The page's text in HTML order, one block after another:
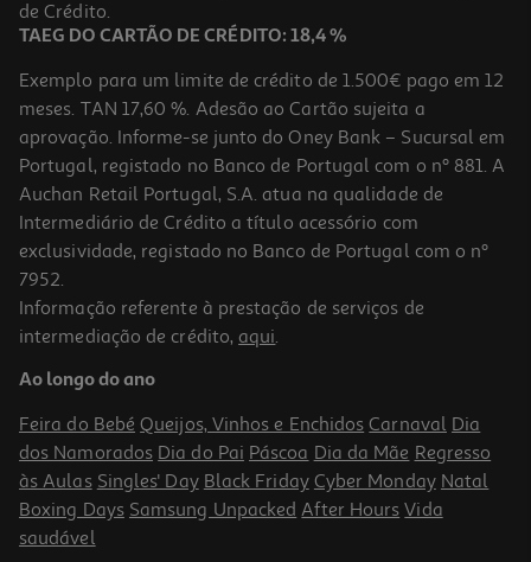
de Crédito.
TAEG DO CARTÃO DE CRÉDITO: 18,4 %
Exemplo para um limite de crédito de 1.500€ pago em 12
meses. TAN 17,60 %. Adesão ao Cartão sujeita a
aprovação. Informe-se junto do Oney Bank – Sucursal em
Portugal, registado no Banco de Portugal com o nº 881. A
Auchan Retail Portugal, S.A. atua na qualidade de
Intermediário de Crédito a título acessório com
exclusividade, registado no Banco de Portugal com o nº
7952.
Informação referente à prestação de serviços de
intermediação de crédito, aqui.
Ao longo do ano
Feira do Bebé Queijos, Vinhos e Enchidos Carnaval Dia
dos Namorados Dia do Pai Páscoa Dia da Mãe Regresso
às Aulas Singles' Day Black Friday Cyber Monday Natal
Boxing Days Samsung Unpacked After Hours Vida
saudável